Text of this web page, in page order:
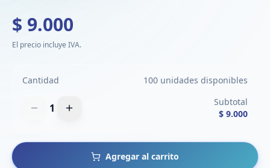
$ 9.000
El precio incluye IVA.
Cantidad 100 unidades disponibles
1
Subtotal
$ 9.000
Agregar al carrito